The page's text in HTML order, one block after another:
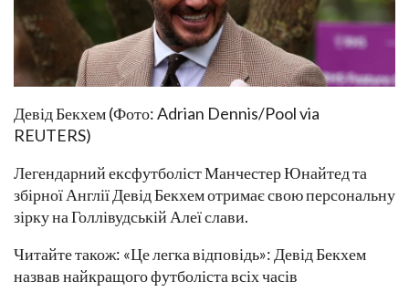
Девід Бекхем (Фото: Adrian Dennis/Pool via
REUTERS)
Легендарний ексфутболіст Манчестер Юнайтед та
збірної Англії Девід Бекхем отримає свою персональну
зірку на Голлівудській Алеї слави.
Читайте також: «Це легка відповідь»: Девід Бекхем
назвав найкращого футболіста всіх часів